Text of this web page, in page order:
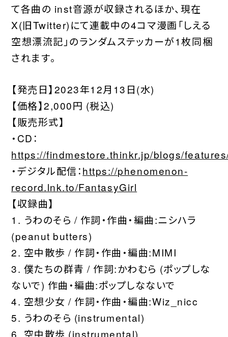
て各曲の inst音源が収録されるほか、現在
X(旧Twitter)にて連載中の4コマ漫画「しえる
空想漂流記」のランダムステッカーが1枚同梱
されます。
【発売日】2023年12月13日(水)
【価格】2,000円 (税込)
【販売形式】
・CD：
https://findmestore.thinkr.jp/blogs/
・デジタル配信：https://phenomenon-
record.lnk.to/FantasyGirl
【収録曲】
1. うわのそら / 作詞・作曲・編曲:ニシハラ
(peanut butters)
2. 空中散歩 / 作詞・作曲・編曲:MIMI
3. 僕たちの群青 / 作詞:かわむら (ポップしな
ないで) 作曲・編曲:ポップしなないで
4. 空想少女 / 作詞・作曲・編曲:Wiz_nicc
5. うわのそら (instrumental)
6. 空中散歩 (instrumental)